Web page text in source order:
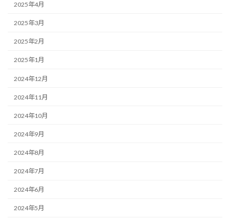
2025年4月
2025年3月
2025年2月
2025年1月
2024年12月
2024年11月
2024年10月
2024年9月
2024年8月
2024年7月
2024年6月
2024年5月